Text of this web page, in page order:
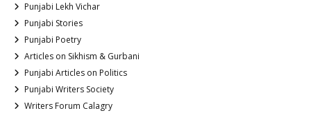
Punjabi Lekh Vichar
Punjabi Stories
Punjabi Poetry
Articles on Sikhism & Gurbani
Punjabi Articles on Politics
Punjabi Writers Society
Writers Forum Calagry